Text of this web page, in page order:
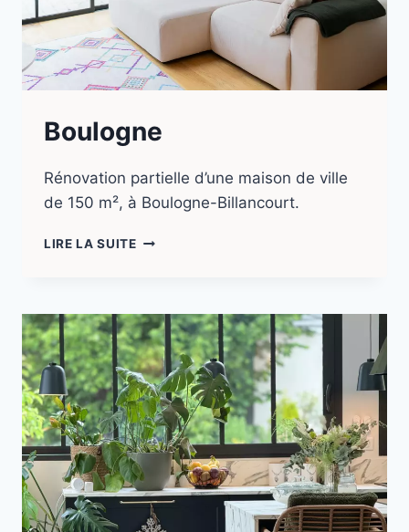
Boulogne
Rénovation partielle d’une maison de ville
de 150 m², à Boulogne-Billancourt.
LIRE LA SUITE